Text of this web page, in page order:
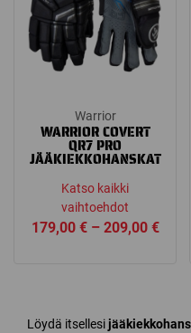
Warrior
WARRIOR COVERT
QR7 PRO
JÄÄKIEKKOHANSKAT
Katso kaikki
vaihtoehdot
179,00 € – 209,00 €Price
Löydä itsellesi